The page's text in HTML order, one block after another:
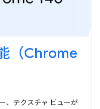
（Chrome
、テクスチャ ビューが